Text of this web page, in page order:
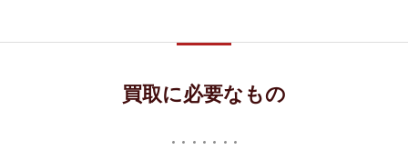
買取に必要なもの